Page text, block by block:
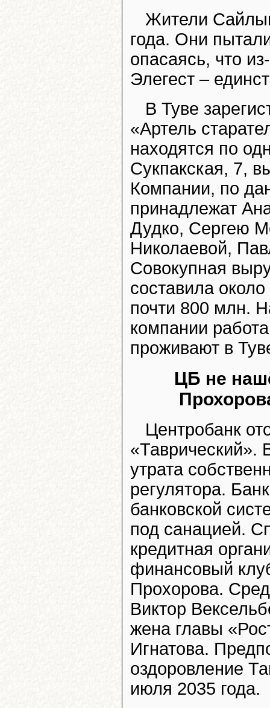
Жители
года. Они
опасаясь, что
Элегест –
В Туве
«Артель
находятся по
Сукпакская, 7,
Компании, по
принадлежат
Дудко, Сергею
Николаевой,
Совокупная
составила
почти 800 млн.
компании
проживают в
ЦБ не
Центробанк
«Таврический».
утрата
регулятора.
банковской
под санацией.
кредитная
финансовый
Прохорова.
Виктор
жена главы
Игнатова.
оздоровление
июля 2035 года.